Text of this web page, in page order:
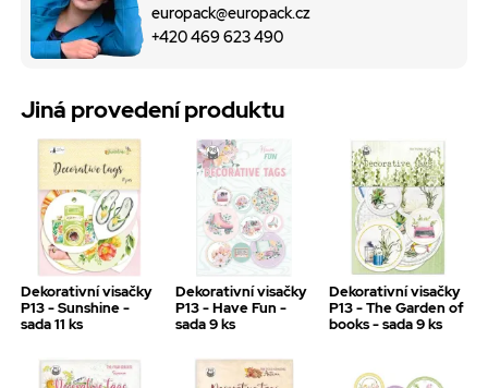
europack@europack.cz
+420 469 623 490
Jiná provedení produktu
Dekorativní visačky
P13 - Sunshine -
sada 11 ks
Dekorativní visačky
P13 - Have Fun -
sada 9 ks
Dekorativní visačky
P13 - The Garden of
books - sada 9 ks